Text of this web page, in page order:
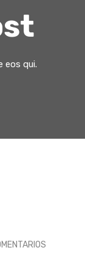
eos qui.